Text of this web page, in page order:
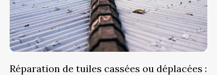
Réparation de tuiles cassées ou déplacées :